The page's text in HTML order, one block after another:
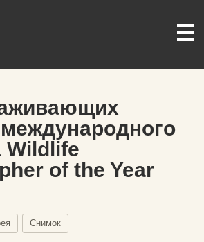
Wildlife
of the Year
Снимок